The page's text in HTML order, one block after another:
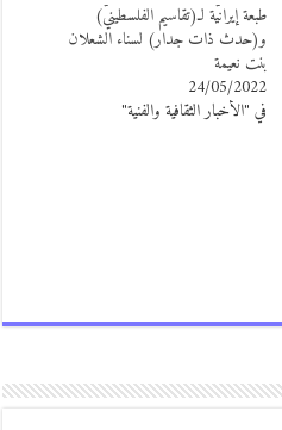
طبعة إيرانيّة لـ(تقاسيم الفلسطينيّ)
و(حدث ذات جدار) لسناء الشعلان
بنت نعيمة
24/05/2022
في "الأخبار الثقافية والفنية"